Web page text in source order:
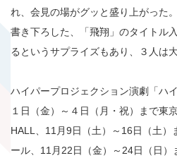
れ、会見の場がグッと盛り上がった
書き下ろした、「飛翔」のタイトル
るというサプライズもあり、３人は
ハイパープロジェクション演劇「ハ
１日（金）～４日（月・祝）まで東
HALL、11月9日（土）～16日（土）
ール、11月22日（金）～24日（日